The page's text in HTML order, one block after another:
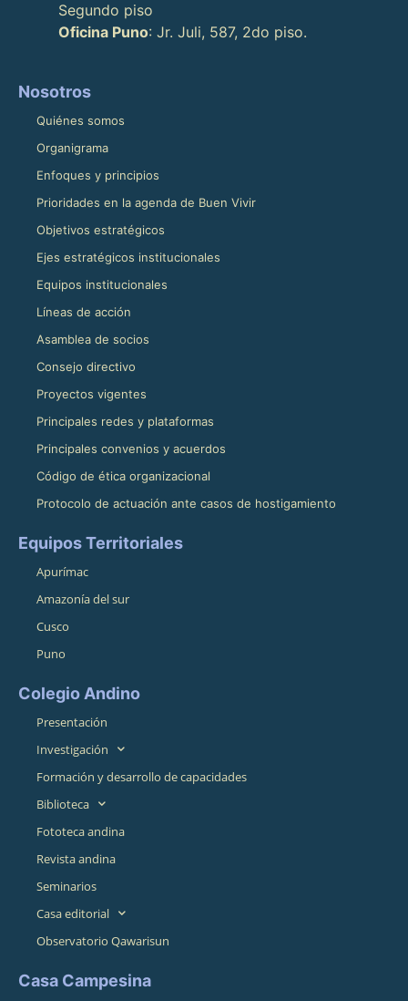
Segundo piso
Oficina Puno: Jr. Juli, 587, 2do piso.
Nosotros
Quiénes somos
Organigrama
Enfoques y principios
Prioridades en la agenda de Buen Vivir
Objetivos estratégicos
Ejes estratégicos institucionales
Equipos institucionales
Líneas de acción
Asamblea de socios
Consejo directivo
Proyectos vigentes
Principales redes y plataformas
Principales convenios y acuerdos
Código de ética organizacional
Protocolo de actuación ante casos de hostigamiento
Equipos Territoriales
Apurímac
Amazonía del sur
Cusco
Puno
Colegio Andino
Presentación
Investigación
Formación y desarrollo de capacidades
Biblioteca
Fototeca andina
Revista andina
Seminarios
Casa editorial
Observatorio Qawarisun
Casa Campesina